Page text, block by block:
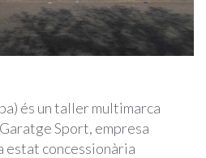
és un taller multimarca
Sport, empresa
estat concessionària